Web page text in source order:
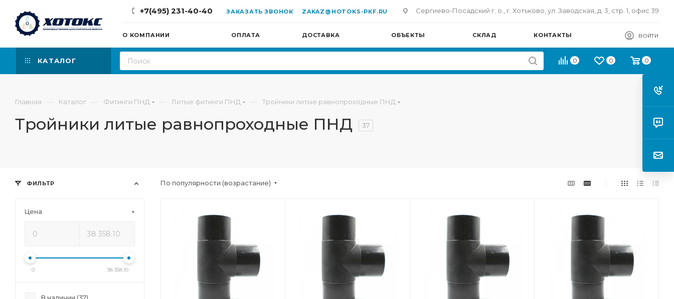
+7(495) 231-40-40 ЗАКАЗАТЬ ЗВОНОК ZAKAZ@HOTOKS-PKF.RU Сергиево-Посадский г. о., г. Хотьково, ул. Заводская, д. 3, стр. 1, офис 39
О КОМПАНИИ ОПЛАТА ДОСТАВКА ОБЪЕКТЫ СКЛАД КОНТАКТЫ ВОЙТИ
КАТАЛОГ 0 0 0
Главная — Каталог — Фитинги ПНД — Литые фитинги ПНД — Тройники литые равнопроходные ПНД
Тройники литые равнопроходные ПНД 37
По популярности (возрастание)
ФИЛЬТР
Цена
0 38 358.10